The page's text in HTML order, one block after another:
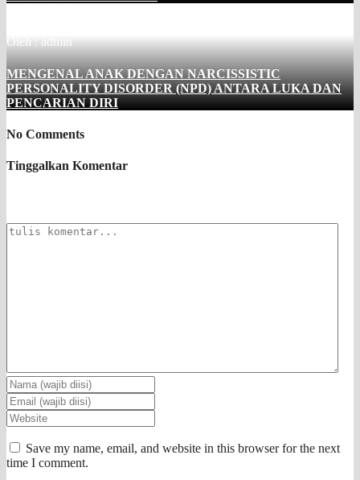
Oleh : admin
MENGENAL ANAK DENGAN NARCISSISTIC
PERSONALITY DISORDER (NPD) ANTARA LUKA DAN
PENCARIAN DIRI
No Comments
Tinggalkan Komentar
Save my name, email, and website in this browser for the next
time I comment.